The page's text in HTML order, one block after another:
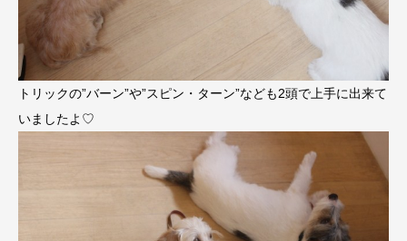
トリックの”バーン”や”スピン・ターン”なども2頭で上手に出来て
いましたよ♡